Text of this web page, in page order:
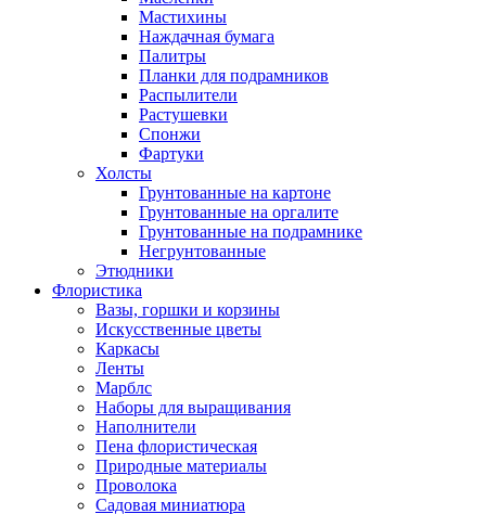
Мастихины
Наждачная бумага
Палитры
Планки для подрамников
Распылители
Растушевки
Спонжи
Фартуки
Холсты
Грунтованные на картоне
Грунтованные на оргалите
Грунтованные на подрамнике
Негрунтованные
Этюдники
Флористика
Вазы, горшки и корзины
Искусственные цветы
Каркасы
Ленты
Марблс
Наборы для выращивания
Наполнители
Пена флористическая
Природные материалы
Проволока
Садовая миниатюра